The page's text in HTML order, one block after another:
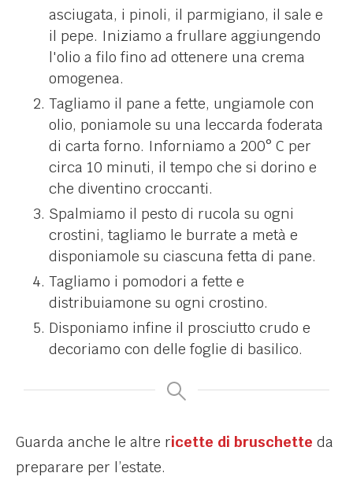
asciugata, i pinoli, il parmigiano, il sale e
il pepe. Iniziamo a frullare aggiungendo
l'olio a filo fino ad ottenere una crema
omogenea.
Tagliamo il pane a fette, ungiamole con
olio, poniamole su una leccarda foderata
di carta forno. Inforniamo a 200° C per
circa 10 minuti, il tempo che si dorino e
che diventino croccanti.
Spalmiamo il pesto di rucola su ogni
crostini, tagliamo le burrate a metà e
disponiamole su ciascuna fetta di pane.
Tagliamo i pomodori a fette e
distribuiamone su ogni crostino.
Disponiamo infine il prosciutto crudo e
decoriamo con delle foglie di basilico.
Guarda anche le altre ricette di bruschette da
preparare per l’estate.